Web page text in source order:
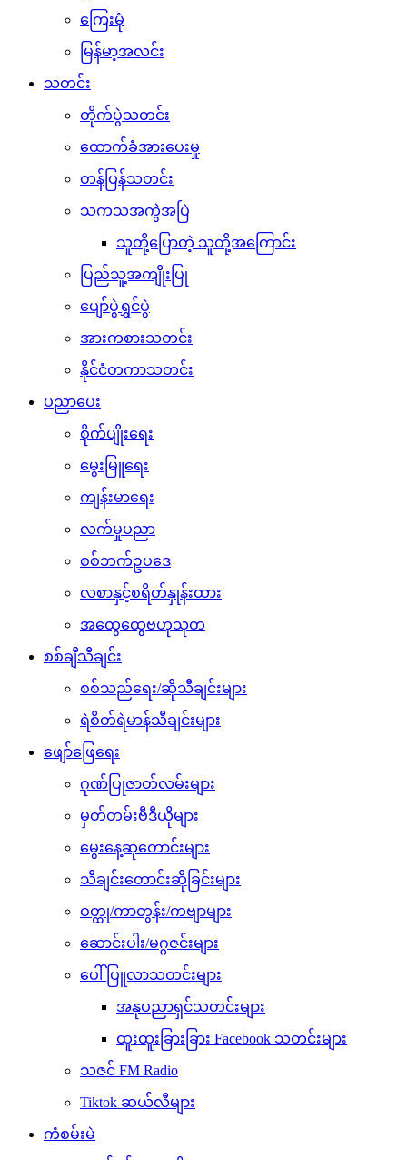
ကြေးမုံ
မြန်မာ့အလင်း
သတင်း
တိုက်ပွဲသတင်း
ထောက်ခံအားပေးမှု
တန်ပြန်သတင်း
သကသအကွဲအပြဲ
သူတို့ပြောတဲ့ သူတို့အကြောင်း
ပြည်သူ့အကျိုးပြု
ပျော်ပွဲရွှင်ပွဲ
အားကစားသတင်း
နိုင်ငံတကာသတင်း
ပညာပေး
စိုက်ပျိုးရေး
မွေးမြူရေး
ကျန်းမာရေး
လက်မှုပညာ
စစ်ဘက်ဥပဒေ
လစာနှင့်စရိတ်နှုန်းထား
အထွေထွေဗဟုသုတ
စစ်ချီသီချင်း
စစ်သည်ရေး/ဆိုသီချင်းများ
ရဲစိတ်ရဲမာန်သီချင်းများ
ဖျော်ဖြေရေး
ဂုဏ်ပြုဇာတ်လမ်းများ
မှတ်တမ်းဗီဒီယိုများ
မွေးနေ့ဆုတောင်းများ
သီချင်းတောင်းဆိုခြင်းများ
ဝတ္ထု/ကာတွန်း/ကဗျာများ
ဆောင်းပါး/မဂ္ဂဇင်းများ
ပေါ်ပြူလာသတင်းများ
အနုပညာရှင်သတင်းများ
ထူးထူးခြားခြား Facebook သတင်းများ
သဇင် FM Radio
Tiktok ဆယ်လီများ
ကံစမ်းမဲ